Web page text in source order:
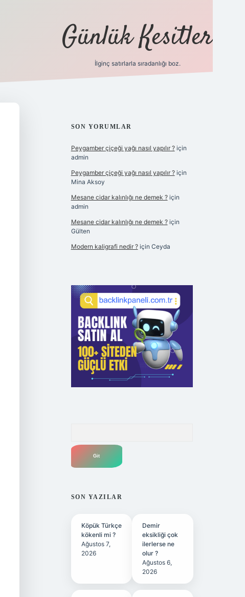
Günlük Kesitler
İlginç satırlarla sıradanlığı boz.
SIDEBAR
SON YORUMLAR
Peygamber çiçeği yağı nasıl yapılır ?için
admin
Peygamber çiçeği yağı nasıl yapılır ?için
Mina Aksoy
Mesane cidar kalınlığı ne demek ?için
admin
Mesane cidar kalınlığı ne demek ?için
Gülten
Modern kaligrafi nedir ?için Ceyda
SON YAZILAR
Köpük Türkçe
kökenli mi ?
Ağustos 7,
2026
Demir
eksikliği çok
ilerlerse ne
olur ?
Ağustos 6,
2026